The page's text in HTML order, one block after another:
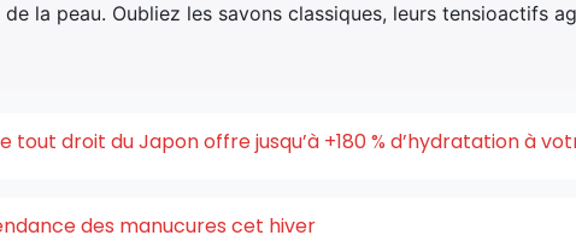
la peau. Oubliez les savons classiques, leurs tensioactifs
droit du Japon offre jusqu’à +180 % d’hydratation à
des manucures cet hiver